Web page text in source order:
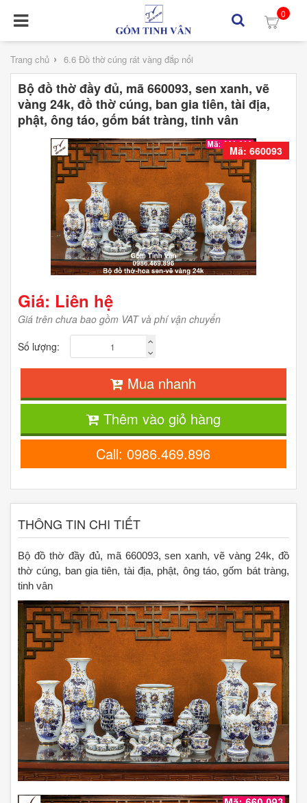
0
Trang chủ › 6.6 Đồ thờ cúng rát vàng đắp nổi
Bộ đồ thờ đầy đủ, mã 660093, sen xanh, vẽ
vàng 24k, đồ thờ cúng, ban gia tiên, tài địa,
phật, ông táo, gốm bát tràng, tinh vân
Mã: 660093
Giá: Liên hệ
Giá trên chưa bao gồm VAT và phí vận chuyển
Số lượng:
Mua nhanh
Thêm vào giỏ hàng
Call: 0986.469.896
THÔNG TIN CHI TIẾT
Bộ đồ thờ đầy đủ, mã 660093, sen xanh, vẽ vàng 24k, đồ
thờ cúng, ban gia tiên, tài địa, phật, ông táo, gốm bát tràng,
tinh vân